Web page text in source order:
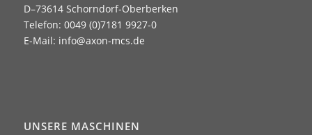
D–73614 Schorndorf-Oberberken
Telefon: 0049 (0)7181 9927-0
E-Mail: info@axon-mcs.de
UNSERE MASCHINEN